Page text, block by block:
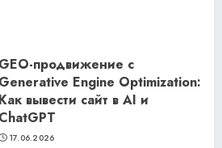
GEO-продвижение с
Generative Engine Optimization:
Как вывести сайт в AI и
ChatGPT
17.06.2026